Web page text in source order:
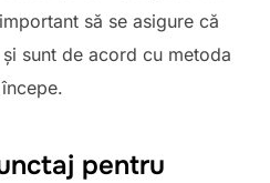
să se asigure că
sunt de acord cu metoda
pentru